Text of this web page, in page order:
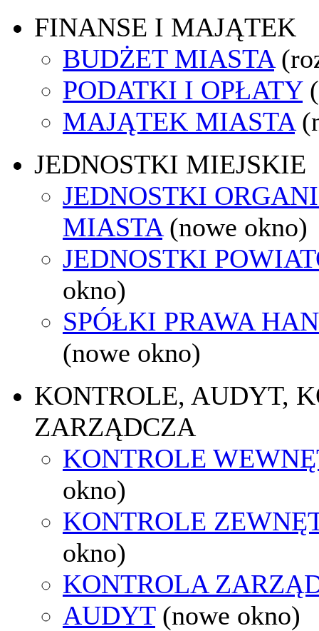
FINANSE I MAJĄTEK
BUDŻET MIASTA
PODATKI I OPŁATY
MAJĄTEK MIASTA
JEDNOSTKI MIEJSKIE
JEDNOSTKI
MIASTA (nowe okno)
JEDNOSTKI
okno)
SPÓŁKI PRAWA
(nowe okno)
KONTROLE, AUDYT,
ZARZĄDCZA
KONTROLE
okno)
KONTROLE
okno)
KONTROLA
AUDYT (nowe okno)